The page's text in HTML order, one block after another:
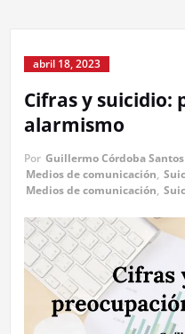
abril 18, 2023
Cifras y suicidio:
alarmismo
Por Guillermo Córdoba Santos
Medios de comunicación,
Medios de comunicación,